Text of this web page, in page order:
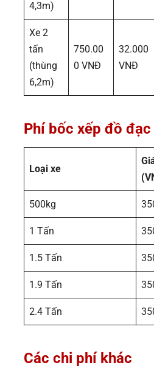
4,3m)
Xe 2
tấn
(thùng
6,2m)
750.00
0 VNĐ
32.000
VNĐ
Phí bốc xếp đồ đạc
Loại xe
500kg
1 Tấn
1.5 Tấn
1.9 Tấn
2.4 Tấn
Các chi phí khác